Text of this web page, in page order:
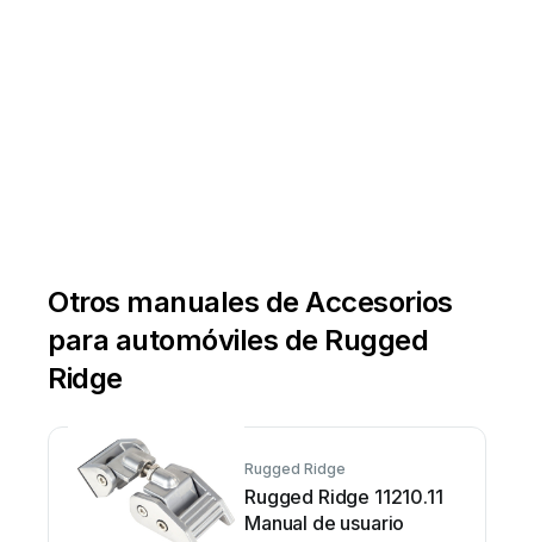
Otros manuales de Accesorios
para automóviles de Rugged
Ridge
Rugged Ridge
Rugged Ridge 11210.11
Manual de usuario